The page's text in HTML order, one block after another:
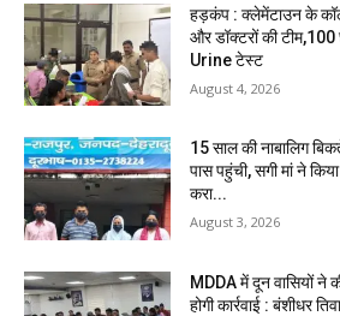
हड़कंप : क्लेमेंटाउन के
और डॉक्टरों की टीम,100
Urine टेस्ट
August 4, 2026
15 साल की नाबालिग
पास पहुंची, सगी मां ने
करा...
August 3, 2026
MDDA में दून वासियों ने
होगी कार्रवाई : बंशीधर